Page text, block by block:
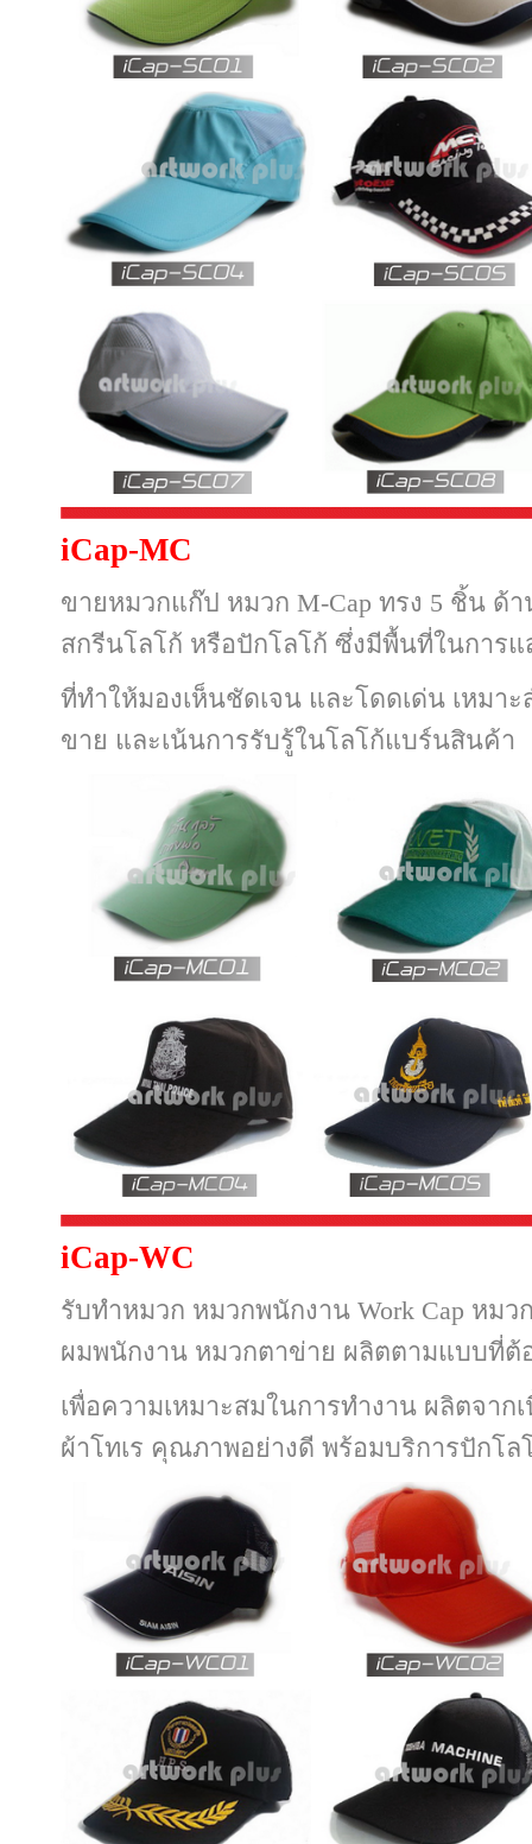
iCap-MC
ขายหมวกแก๊ป หมวก M-Cap ทรง 5 ชิ้น ด้
สกรีนโลโก้ หรือปักโลโก้ ซึ่งมีพื้นที่ในการแ
ที่ทำให้มองเห็นชัดเจน และโดดเด่น เหมาะ
ขาย และเน้นการรับรู้ในโลโก้แบร์นสินค้า
iCap-WC
รับทำหมวก หมวกพนักงาน Work Cap หม
ผมพนักงาน หมวกตาข่าย ผลิตตามแบบที่ต้
เพื่อความเหมาะสมในการทำงาน ผลิตจา
ผ้าโทเร คุณภาพอย่างดี พร้อมบริการปักโล